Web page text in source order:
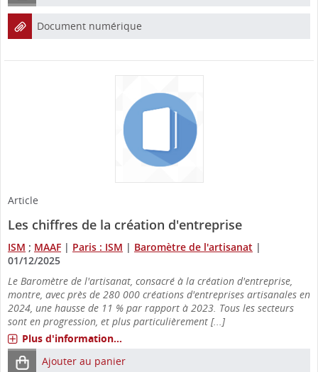
Document numérique
Article
Les chiffres de la création d'entreprise
ISM ; MAAF | Paris : ISM | Baromètre de l'artisanat |
01/12/2025
Le Baromètre de l'artisanat, consacré à la création d'entreprise,
montre, avec près de 280 000 créations d'entreprises artisanales en
2024, une hausse de 11 % par rapport à 2023. Tous les secteurs
sont en progression, et plus particulièrement [...]
Plus d'information...
Ajouter au panier